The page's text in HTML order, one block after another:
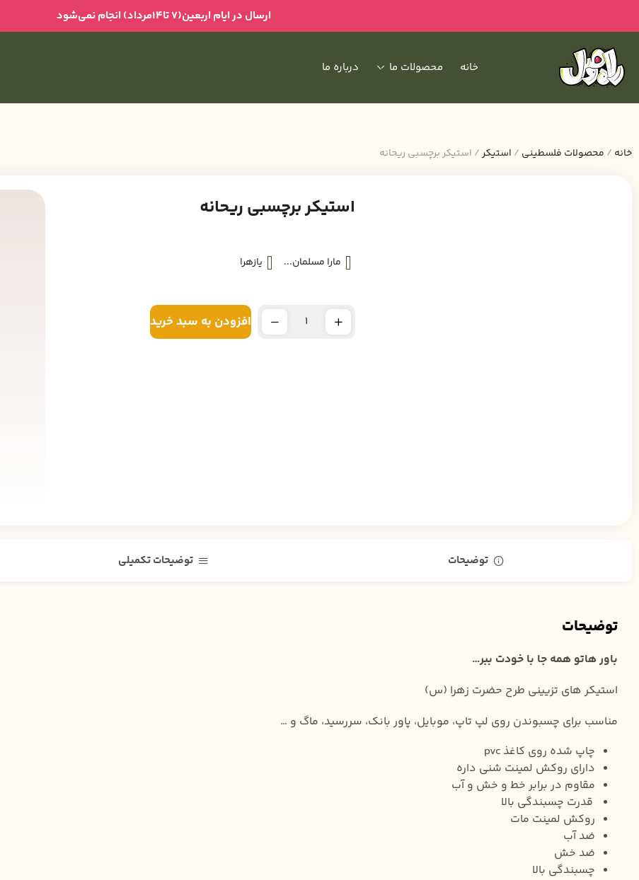
ارسال در ایام اربعین(۷ تا۱۴مرداد) انجام نمی‌شود
خانه محصولات ما درباره ما
خانه / محصولات فلسطینی / استیکر/ استیکر برچسبی ریحانه
استیکر برچسبی ریحانه
مارا مسلمان... یازهرا
افزودن به سبد خرید
توضیحات توضیحات تکمیلی
توضیحات
باور هاتو همه جا با خودت ببر…
استیکر های تزیینی طرح حضرت زهرا (س)
مناسب برای چسبوندن روی لپ تاپ، موبایل، پاور بانک، سررسید، ماگ و …
چاپ شده روی کاغذ pvc
دارای روکش لمینت شنی داره
مقاوم در برابر خط و خش و آب
قدرت چسبندگی بالا
روکش لمینت مات
ضد آب
ضد خش
چسبندگی بالا